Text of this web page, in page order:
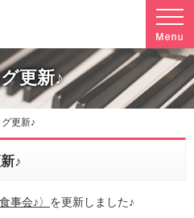
更新♪
引越し・運搬・配送なら料金も魅力の当社へ
更新♪
♪
事会♪〉 を更新しました♪